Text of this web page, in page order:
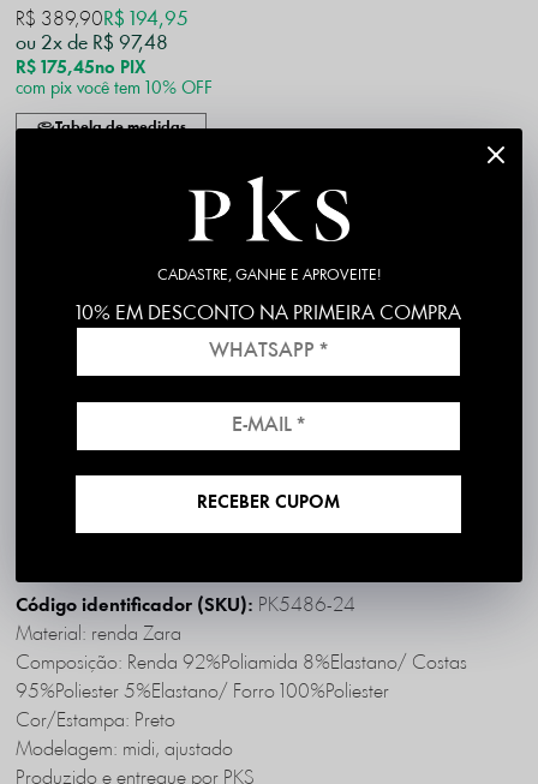
R$ 175,45no PIX
R$ 389,90R$ 194,95
2x
R$ 97,48
com pix você tem 10% OFF
Tabela de medidas
*válido para RS, SC, PR e SP
Código identificador (SKU): PK5486-24
Material: renda Zara
Composição: Renda 92%Poliamida 8%Elastano/ Costas
95%Poliester 5%Elastano/ Forro 100%Poliester
Cor/Estampa: Preto
Modelagem: midi, ajustado
Produzido e entregue por PKS
CADASTRE, GANHE E APROVEITE!
10% EM DESCONTO NA PRIMEIRA COMPRA
RECEBER CUPOM